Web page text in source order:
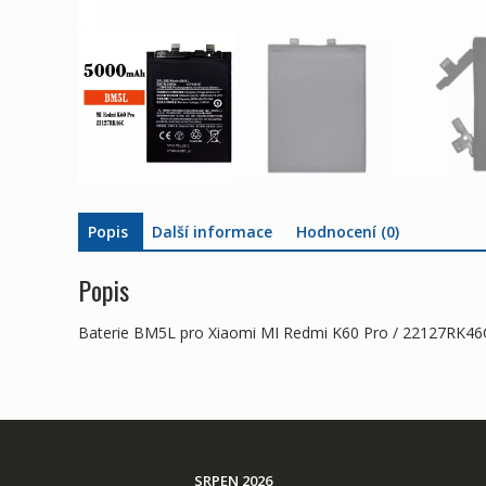
Popis Další informace Hodnocení (0)
Popis
Baterie BM5L pro Xiaomi MI Redmi K60 Pro /
SRPEN 2026